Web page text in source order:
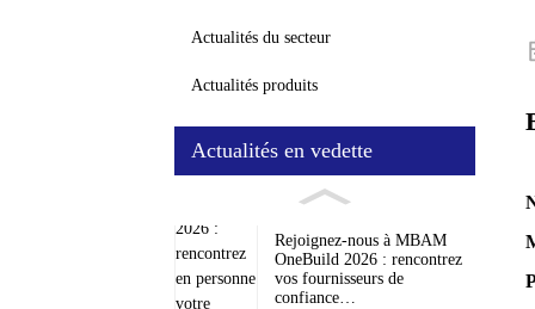
Actualités du secteur
Actualités produits
Actualités en vedette
Rejoignez-nous à MBAM
OneBuild 2026 : rencontrez
vos fournisseurs de
confiance…